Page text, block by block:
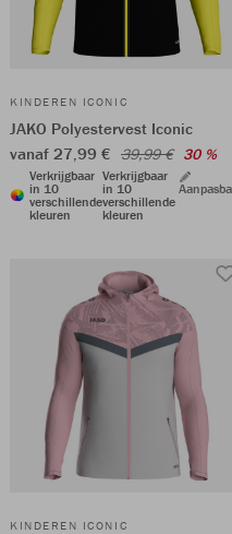
KINDEREN ICONIC
JAKO Polyestervest Iconic
vanaf 27,99 € 39,99 € 30 %
Verkrijgbaar
in 10
verschillende
kleuren
Verkrijgbaar
in 10
verschillende
kleuren
KINDEREN ICONIC